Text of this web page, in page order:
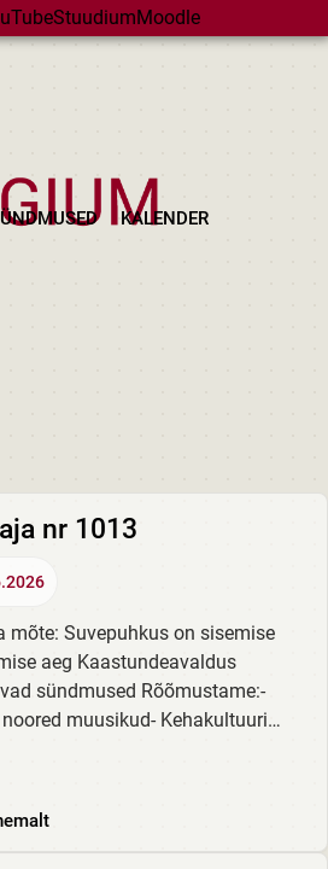
StuudiumMoodle
KALENDER
nr 1013
mõte: Suvepuhkus on sisemise
aeg Kaastundeavaldus
sündmused Rõõmustame:-
muusikud- Kehakultuuri
Loe siit!